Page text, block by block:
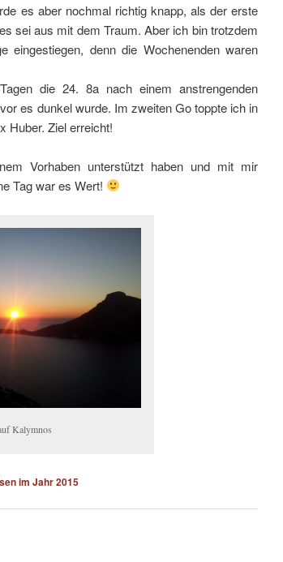
es aber nochmal richtig knapp, als der erste
sei aus mit dem Traum. Aber ich bin trotzdem
eingestiegen, denn die Wochenenden waren
die 24. 8a nach einem anstrengenden
es dunkel wurde. Im zweiten Go toppte ich in
Huber. Ziel erreicht!
Vorhaben unterstützt haben und mit mir
Tag war es Wert!
Kalymnos
im Jahr 2015